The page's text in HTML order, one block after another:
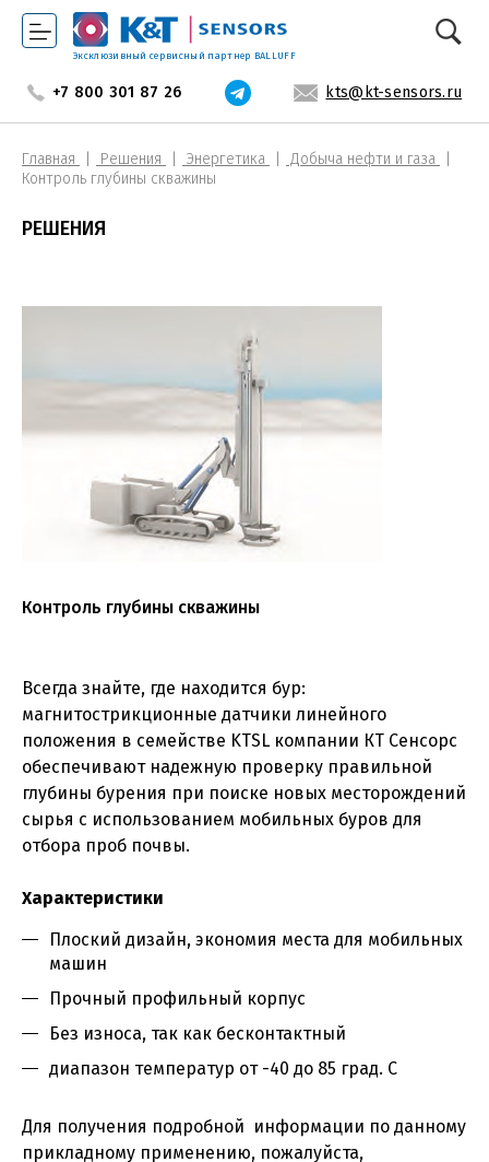
Эксклюзивный сервисный партнер BALLUFF
+7 800 301 87 26 kts@kt-sensors.ru
Главная Решения Энергетика
Добыча нефти и газа
Контроль глубины скважины
РЕШЕНИЯ
Контроль глубины скважины
Всегда знайте, где находится бур:
магнитострикционные датчики линейного
положения в семействе KTSL компании КТ Сенсорс
обеспечивают надежную проверку правильной
глубины бурения при поиске новых месторождений
сырья с использованием мобильных буров для
отбора проб почвы.
Характеристики
Плоский дизайн, экономия места для мобильных
машин
Прочный профильный корпус
Без износа, так как бесконтактный
диапазон температур от -40 до 85 град. С
Для получения подробной информации по данному
прикладному применению, пожалуйста,